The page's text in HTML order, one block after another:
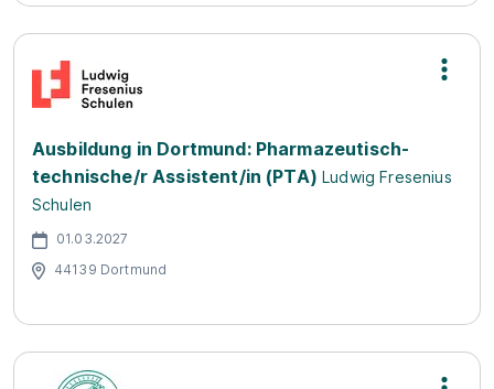
Ausbildung in Dortmund: Pharmazeutisch-
technische/r Assistent/in (PTA) Ludwig Fresenius
Schulen
01.03.2027
44139 Dortmund